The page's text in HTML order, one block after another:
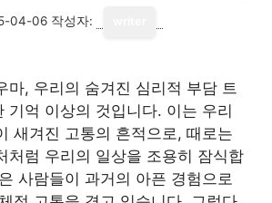
04-06 작성자:
마, 우리의 숨겨진 심리적 부담 트
기억 이상의 것입니다. 이는 우리
새겨진 고통의 흔적으로, 때로는
처럼 우리의 일상을 조용히 잠식합
사람들이 과거의 아픈 경험으로